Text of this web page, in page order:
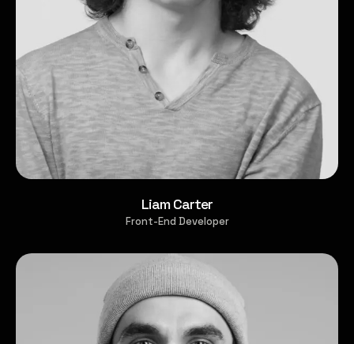
Liam Carter
Front-End Developer